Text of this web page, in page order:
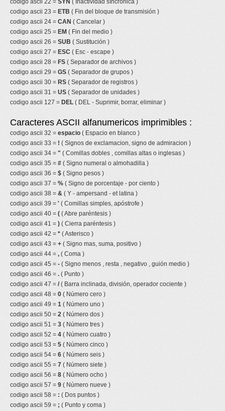
codigo ascii 22 = SYN ( Inactividad síncronica )
codigo ascii 23 = ETB ( Fin del bloque de transmisión )
codigo ascii 24 = CAN ( Cancelar )
codigo ascii 25 = EM ( Fin del medio )
codigo ascii 26 = SUB ( Sustitución )
codigo ascii 27 = ESC ( Esc - escape )
codigo ascii 28 = FS ( Separador de archivos )
codigo ascii 29 = GS ( Separador de grupos )
codigo ascii 30 = RS ( Separador de registros )
codigo ascii 31 = US ( Separador de unidades )
codigo ascii 127 = DEL ( DEL - Suprimir, borrar, eliminar )
Caracteres ASCII alfanumericos imprimibles :
codigo ascii 32 = espacio ( Espacio en blanco )
codigo ascii 33 = ! ( Signos de exclamacion, signo de admiracion )
codigo ascii 34 = " ( Comillas dobles , comillas altas o inglesas )
codigo ascii 35 = # ( Signo numeral o almohadilla )
codigo ascii 36 = $ ( Signo pesos )
codigo ascii 37 = % ( Signo de porcentaje - por ciento )
codigo ascii 38 = & ( Y - ampersand - et latina )
codigo ascii 39 = ' ( Comillas simples, apóstrofe )
codigo ascii 40 = ( ( Abre paréntesis )
codigo ascii 41 = ) ( Cierra paréntesis )
codigo ascii 42 = * ( Asterisco )
codigo ascii 43 = + ( Signo mas, suma, positivo )
codigo ascii 44 = , ( Coma )
codigo ascii 45 = - ( Signo menos , resta , negativo , guión medio )
codigo ascii 46 = . ( Punto )
codigo ascii 47 = /( Barra inclinada, división, operador cociente )
codigo ascii 48 = 0 ( Número cero )
codigo ascii 49 = 1 ( Número uno )
codigo ascii 50 = 2 ( Número dos )
codigo ascii 51 = 3 ( Número tres )
codigo ascii 52 = 4 ( Número cuatro )
codigo ascii 53 = 5 ( Número cinco )
codigo ascii 54 = 6 ( Número seis )
codigo ascii 55 = 7 ( Número siete )
codigo ascii 56 = 8 ( Número ocho )
codigo ascii 57 = 9 ( Número nueve )
codigo ascii 58 = : ( Dos puntos )
codigo ascii 59 = ; ( Punto y coma )